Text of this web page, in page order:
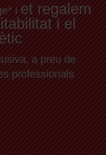
i et regalem
i el
a preu de
professionals